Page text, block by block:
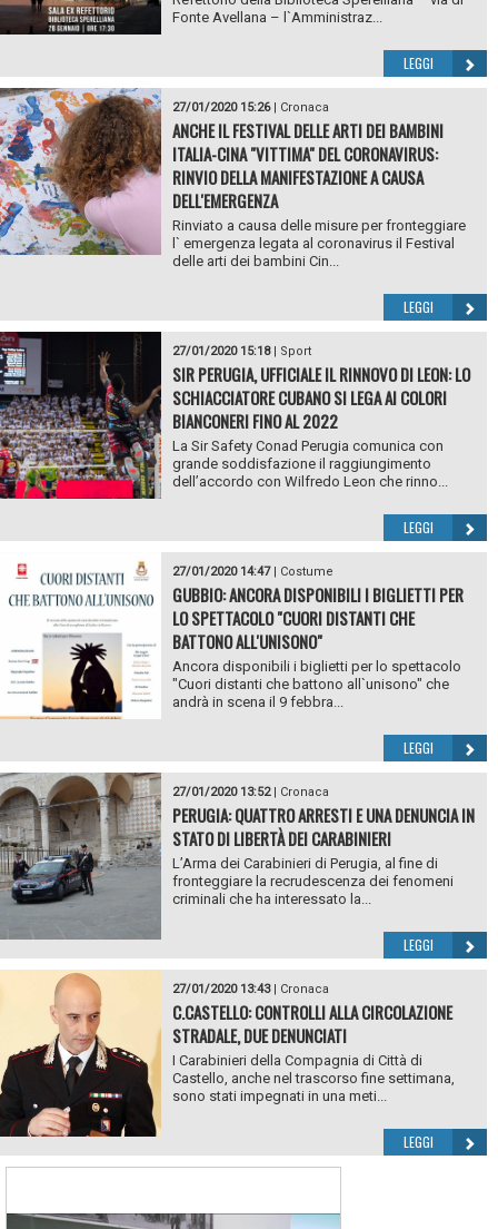
Fonte Avellana – l`Amministraz...
LEGGI
27/01/2020 15:26| Cronaca
ANCHE IL FESTIVAL DELLE ARTI DEI BAMBINI
ITALIA-CINA "VITTIMA" DEL CORONAVIRUS:
RINVIO DELLA MANIFESTAZIONE A CAUSA
DELL'EMERGENZA
Rinviato a causa delle misure per fronteggiare
l` emergenza legata al coronavirus il Festival
delle arti dei bambini Cin...
LEGGI
27/01/2020 15:18| Sport
SIR PERUGIA, UFFICIALE IL RINNOVO DI LEON: LO
SCHIACCIATORE CUBANO SI LEGA AI COLORI
BIANCONERI FINO AL 2022
La Sir Safety Conad Perugia comunica con
grande soddisfazione il raggiungimento
dell’accordo con Wilfredo Leon che rinno...
LEGGI
27/01/2020 14:47| Costume
GUBBIO: ANCORA DISPONIBILI I BIGLIETTI PER
LO SPETTACOLO "CUORI DISTANTI CHE
BATTONO ALL'UNISONO"
Ancora disponibili i biglietti per lo spettacolo
"Cuori distanti che battono all`unisono" che
andrà in scena il 9 febbra...
LEGGI
27/01/2020 13:52| Cronaca
PERUGIA: QUATTRO ARRESTI E UNA DENUNCIA IN
STATO DI LIBERTÀ DEI CARABINIERI
L’Arma dei Carabinieri di Perugia, al fine di
fronteggiare la recrudescenza dei fenomeni
criminali che ha interessato la...
LEGGI
27/01/2020 13:43| Cronaca
C.CASTELLO: CONTROLLI ALLA CIRCOLAZIONE
STRADALE, DUE DENUNCIATI
I Carabinieri della Compagnia di Città di
Castello, anche nel trascorso fine settimana,
sono stati impegnati in una meti...
LEGGI